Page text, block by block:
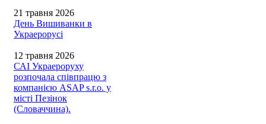
21 травня 2026
День Вишиванки в
Украерорусі
12 травня 2026
САІ Украероруху
розпочала співпрацю з
компанією ASAP s.r.o. у
місті Пезінок
(Словаччина).